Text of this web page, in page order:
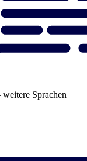
Sprachen